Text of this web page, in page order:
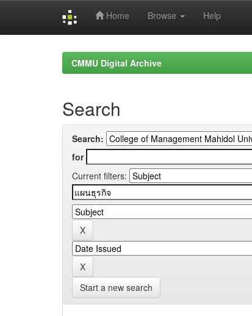
Home Browse Help
CMMU Digital Archive
Search
Search:
for
Current filters:
Start a new search